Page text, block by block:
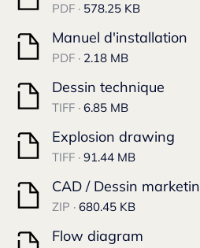
PDF · 578.25 KB
Manuel d'installation
PDF · 2.18 MB
Dessin technique
TIFF · 6.85 MB
Explosion drawing
TIFF · 91.44 MB
CAD / Dessin
ZIP · 680.45 KB
Flow diagram